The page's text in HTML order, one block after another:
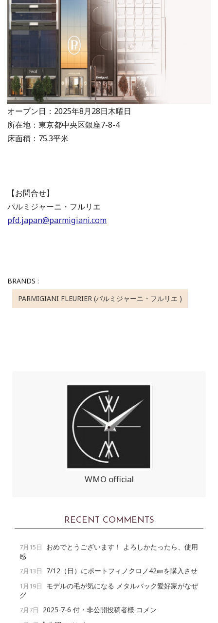
オープン日：2025年8月28日木曜日
所在地：東京都中央区銀座7-8-4
床面積：75.3平米
【お問合せ】
パルミジャーニ・フルリエ
pfd.japan@parmigiani.com
BRANDS :
PARMIGIANI FLEURIER (パルミジャーニ・フルリエ )
WMO official
RECENT COMMENTS
7月15日
おめでとうございます！ よろしかたったら、使用
感
7月13日 7/12（日）にポートフィノクロノ42㎜を購入させ
1月19日
モデルの毛が気になる メタルバック愛好家がなぜ
グ
7月7日 2025-7-6 付・非公開投稿者様 コメン